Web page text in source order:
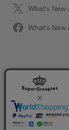
What's New
What's New
プライバシーポリシー
特定取引に関する法律
会社情報/採用情報